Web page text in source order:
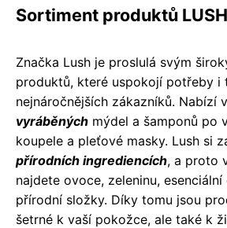
Sortiment produktů LUSH
Značka Lush je proslulá svým
produktů, které uspokojí potřeby i
nejnáročnějších zákazníků. Nabízí
vyráběných mýdel a šamponů po
koupele a pleťové masky. Lush si
přírodních ingrediencích, a proto
najdete ovoce, zeleninu,
přírodní složky. Díky tomu jsou
šetrné k vaší pokožce, ale také k